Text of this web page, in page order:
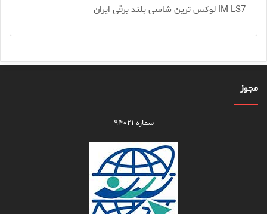
IM LS7 لوکس ترین شاسی بلند برقی ایران
مجوز
شماره ۹۴۰۲۱